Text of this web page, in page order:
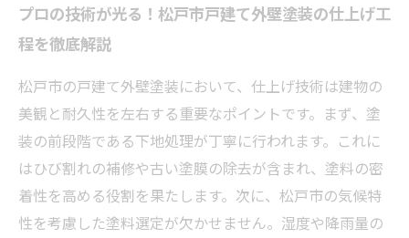
プロの技術が光る！松戸市戸建て外壁塗装の仕上げ工
程を徹底解説
松戸市の戸建て外壁塗装において、仕上げ技術は建物の
美観と耐久性を左右する重要なポイントです。まず、塗
装の前段階である下地処理が丁寧に行われます。これに
はひび割れの補修や古い塗膜の除去が含まれ、塗料の密
着性を高める役割を果たします。次に、松戸市の気候特
性を考慮した塗料選定が欠かせません。湿度や降雨量の